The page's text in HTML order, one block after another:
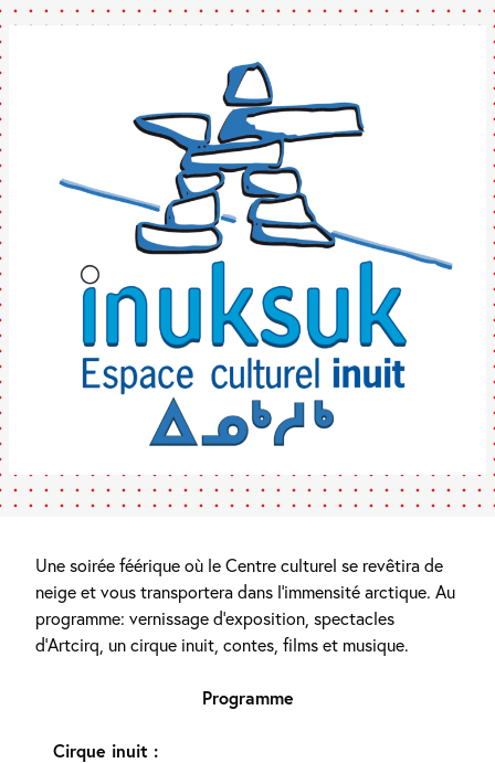
Une soirée féérique où le Centre culturel se revêtira de
neige et vous transportera dans l’immensité arctique. Au
programme: vernissage d’exposition, spectacles
d’Artcirq, un cirque inuit, contes, films et musique.
Programme
Cirque inuit :